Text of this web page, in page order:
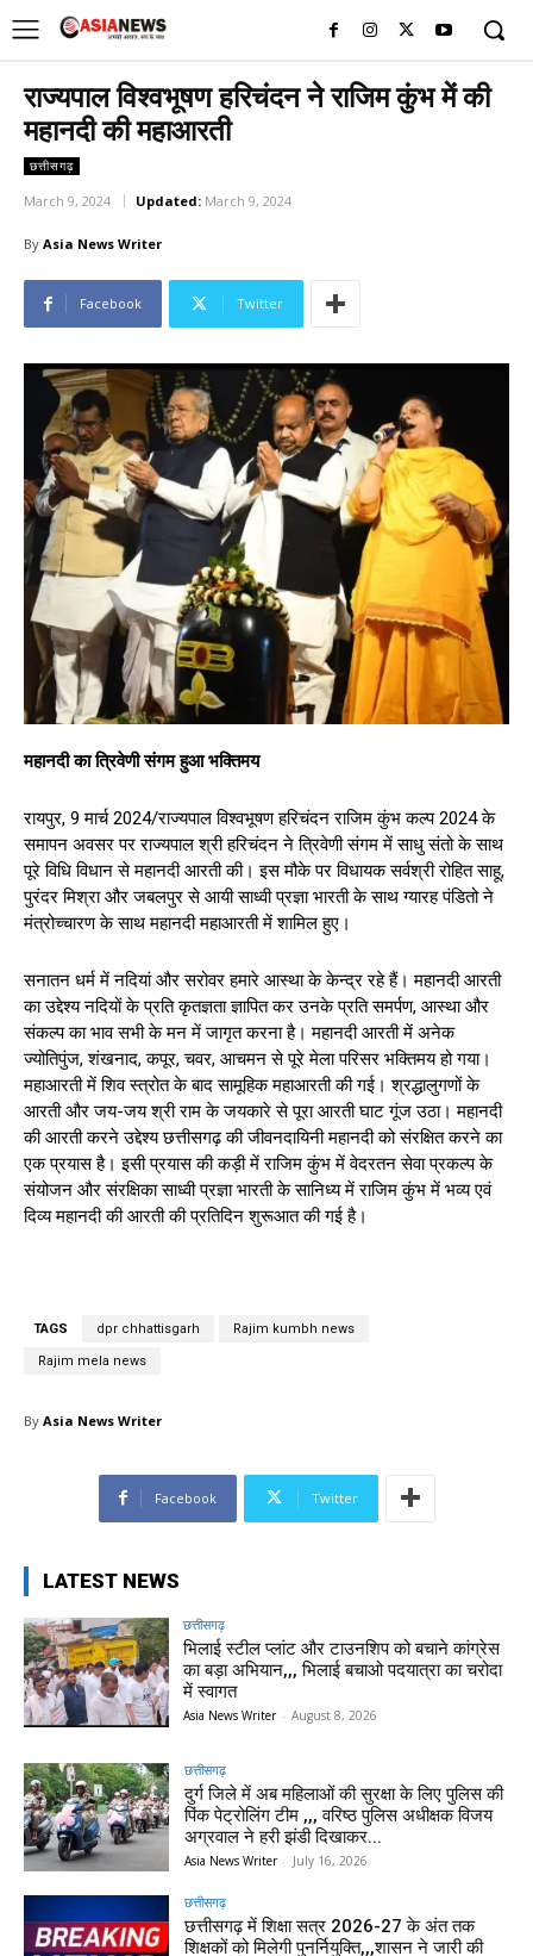
राज्यपाल विश्वभूषण हरिचंदन ने राजिम कुंभ में की
महानदी की महाआरती
छत्तीसगढ़
March 9, 2024 Updated: March 9, 2024
By Asia News Writer
Facebook Twitter
महानदी का त्रिवेणी संगम हुआ भक्तिमय
रायपुर, 9 मार्च 2024/राज्यपाल विश्वभूषण हरिचंदन राजिम कुंभ कल्प 2024 के
समापन अवसर पर राज्यपाल श्री हरिचंदन ने त्रिवेणी संगम में साधु संतो के साथ
पूरे विधि विधान से महानदी आरती की। इस मौके पर विधायक सर्वश्री रोहित साहू,
पुरंदर मिश्रा और जबलपुर से आयी साध्वी प्रज्ञा भारती के साथ ग्यारह पंडितो ने
मंत्रोच्चारण के साथ महानदी महाआरती में शामिल हुए।
सनातन धर्म में नदियां और सरोवर हमारे आस्था के केन्द्र रहे हैं। महानदी आरती
का उद्देश्य नदियों के प्रति कृतज्ञता ज्ञापित कर उनके प्रति समर्पण, आस्था और
संकल्प का भाव सभी के मन में जागृत करना है। महानदी आरती में अनेक
ज्योतिपुंज, शंखनाद, कपूर, चवर, आचमन से पूरे मेला परिसर भक्तिमय हो गया।
महाआरती में शिव स्त्रोत के बाद सामूहिक महाआरती की गई। श्रद्धालुगणों के
आरती और जय-जय श्री राम के जयकारे से पूरा आरती घाट गूंज उठा। महानदी
की आरती करने उद्देश्य छत्तीसगढ़ की जीवनदायिनी महानदी को संरक्षित करने का
एक प्रयास है। इसी प्रयास की कड़ी में राजिम कुंभ में वेदरतन सेवा प्रकल्प के
संयोजन और संरक्षिका साध्वी प्रज्ञा भारती के सानिध्य में राजिम कुंभ में भव्य एवं
दिव्य महानदी की आरती की प्रतिदिन शुरूआत की गई है।
TAGS dpr chhattisgarh Rajim kumbh news
Rajim mela news
By Asia News Writer
Facebook Twitter
LATEST NEWS
छत्तीसगढ़
भिलाई स्टील प्लांट और टाउनशिप को बचाने कांग्रेस
का बड़ा अभियान,,, भिलाई बचाओ पदयात्रा का चरोदा
में स्वागत
Asia News Writer - August 8, 2026
छत्तीसगढ़
दुर्ग जिले में अब महिलाओं की सुरक्षा के लिए पुलिस की
पिंक पेट्रोलिंग टीम ,,, वरिष्ठ पुलिस अधीक्षक विजय
अग्रवाल ने हरी झंडी दिखाकर...
Asia News Writer - July 16, 2026
छत्तीसगढ़
छत्तीसगढ़ में शिक्षा सत्र 2026-27 के अंत तक
शिक्षकों को मिलेगी पुनर्नियुक्ति,,,शासन ने जारी की